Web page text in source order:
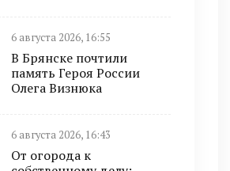
6 августа 2026, 16:55
В Брянске почтили
память Героя России
Олега Визнюка
6 августа 2026, 16:43
От огорода к